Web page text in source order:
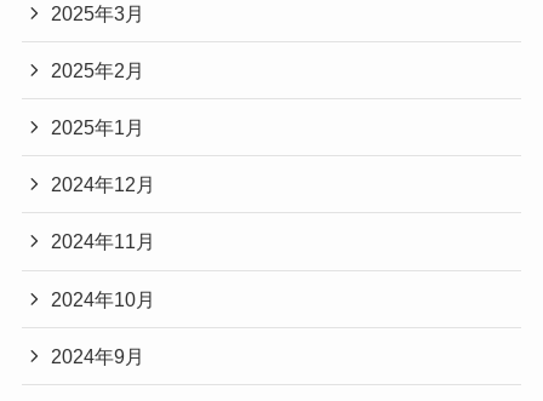
2025年3月
2025年2月
2025年1月
2024年12月
2024年11月
2024年10月
2024年9月